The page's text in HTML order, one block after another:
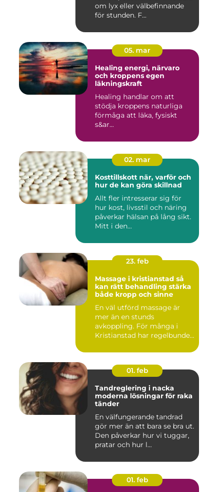
om lyx eller välbefinnande
för stunden. F...
05. mar
Healing energi, närvaro
och kroppens egen
läkningskraft
Healing handlar om att
stödja kroppens naturliga
förmåga att läka, fysiskt
s&ar...
02. mar
Kosttillskott när, varför och
hur de kan göra skillnad
Allt fler intresserar sig för
hur kost, livsstil och näring
påverkar hälsan på lång sikt.
Mitt i den...
23. feb
Massage i kristianstad så
kan rätt behandling stärka
både kropp och sinne
En väl utförd massage är
mer än en stunds
avkoppling. För många i
Kristianstad har regelbunden
01. feb
Tandreglering i nacka
moderna lösningar för raka
tänder
En välfungerande tandrad
gör mer än att bara se bra ut.
Den påverkar hur vi tuggar,
pratar och hur l...
01. feb